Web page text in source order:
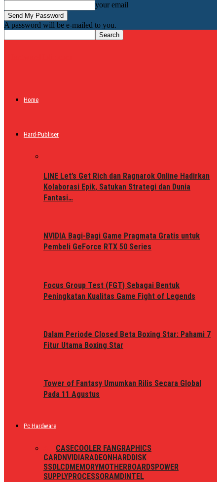
your email
A password will be e-mailed to you.
Home
Hard-Publiser
LINE Let’s Get Rich dan Ragnarok Online Hadirkan
Kolaborasi Epik, Satukan Strategi dan Dunia
Fantasi…
NVIDIA Bagi-Bagi Game Pragmata Gratis untuk
Pembeli GeForce RTX 50 Series
Focus Group Test (FGT) Sebagai Bentuk
Peningkatan Kualitas Game Fight of Legends
Dalam Periode Closed Beta Boxing Star: Pahami 7
Fitur Utama Boxing Star
Tower of Fantasy Umumkan Rilis Secara Global
Pada 11 Agustus
Pc Hardware
CASECOOLER FAN GRAPHICS
CARDNVIDIARADEON HARDDISK
SSDLCDMEMORYMOTHERBOARDSPOWER
SUPPLYPROCESSORAMD INTEL